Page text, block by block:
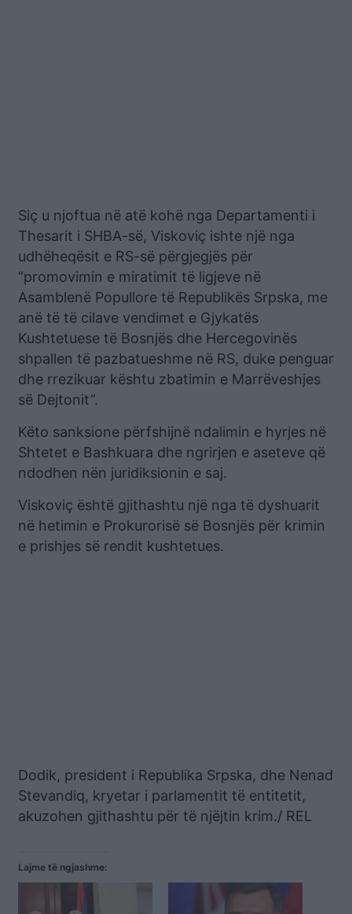
Siç u njoftua në atë kohë nga Departamenti i
Thesarit i SHBA-së, Viskoviç ishte një nga
udhëheqësit e RS-së përgjegjës për
“promovimin e miratimit të ligjeve në
Asamblenë Popullore të Republikës Srpska, me
anë të të cilave vendimet e Gjykatës
Kushtetuese të Bosnjës dhe Hercegovinës
shpallen të pazbatueshme në RS, duke penguar
dhe rrezikuar kështu zbatimin e Marrëveshjes
së Dejtonit”.
Këto sanksione përfshijnë ndalimin e hyrjes në
Shtetet e Bashkuara dhe ngrirjen e aseteve që
ndodhen nën juridiksionin e saj.
Viskoviç është gjithashtu një nga të dyshuarit
në hetimin e Prokurorisë së Bosnjës për krimin
e prishjes së rendit kushtetues.
Dodik, president i Republika Srpska, dhe Nenad
Stevandiq, kryetar i parlamentit të entitetit,
akuzohen gjithashtu për të njëjtin krim./ REL
Lajme të ngjashme: